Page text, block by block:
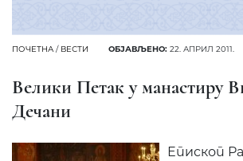
ПОЧЕТНА / ВЕСТИ ОБЈАВЉЕНО: 22. АПРИЛ 2011.
Велики Петак у манастиру
Дечани
Епископ